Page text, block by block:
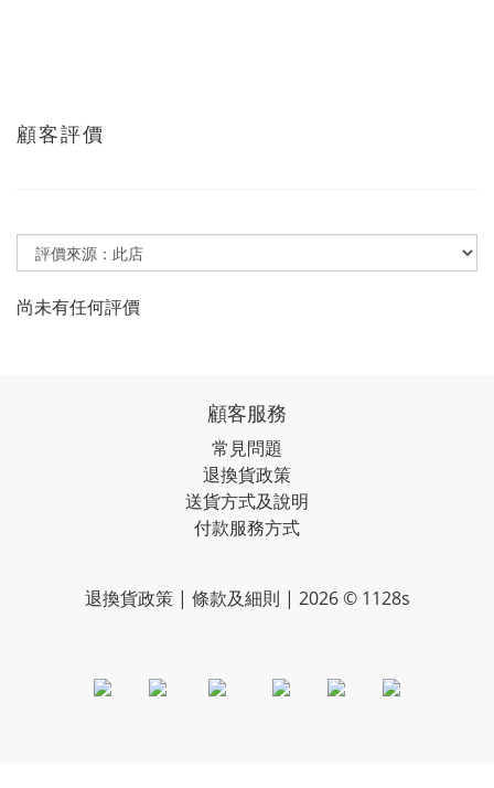
顧客評價
尚未有任何評價
顧客服務
常見問題
退換貨政策
送貨方式及說明
付款服務方式
退換貨政策 | 條款及細則 | 2026 © 1128s